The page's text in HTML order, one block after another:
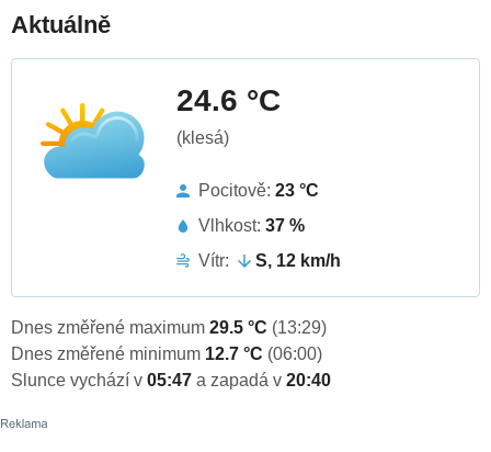
Aktuálně
24.6 °C
(klesá)
Pocitově: 23 °C
Vlhkost: 37 %
Vítr:
S, 12 km/h
Dnes změřené maximum 29.5 °C (13:29)
Dnes změřené minimum 12.7 °C (06:00)
Slunce vychází v 05:47 a zapadá v 20:40